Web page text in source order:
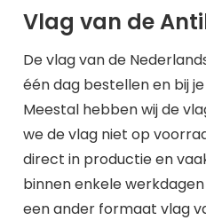
Vlag van de
De vlag van de
één dag bestellen en bij
Meestal hebben wij de
we de vlag niet op
direct in productie en
binnen enkele
een ander formaat vlag